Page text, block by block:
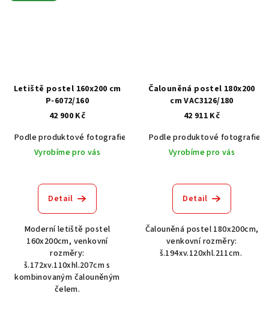
Letiště postel 160x200 cm
P-6072/160
42 900 Kč
Podle produktové fotografie
Akát vintage BT1551
Dub světlý
Vyrobíme pro vás
Detail
Moderní letiště postel
160x200cm, venkovní
rozměry:
š.172xv.110xhl.207cm s
kombinovaným čalouněným
čelem.
Čalouněná postel 180x200
cm VAC3126/180
42 911 Kč
Podle produktové fotografie
Vyrobíme pro vás
Detail
Čalouněná postel 180x200cm,
venkovní rozměry:
š.194xv.120xhl.211cm.